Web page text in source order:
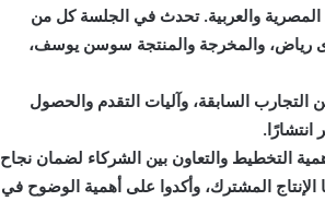
المصرية والعربية. تحدث في الجلسة كل من
رياض، والمخرجة والمنتجة سوسن يوسف،
السابقة، وآليات التقدم والحصول
انتشارًا.
التخطيط والتعاون بين الشركاء لضمان نجاح
الإنتاج المشترك، وأكدوا على أهمية الوضوح في